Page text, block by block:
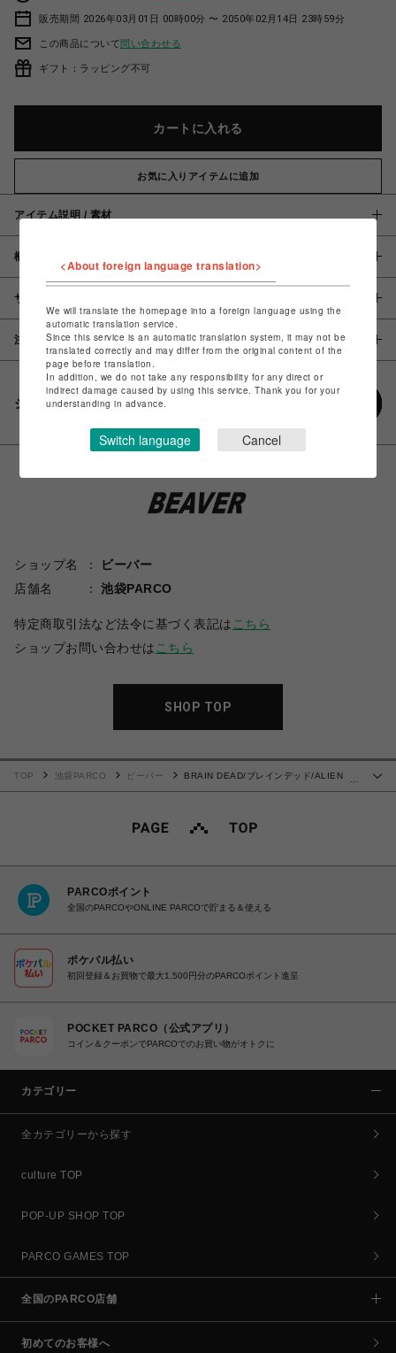
販売期間 2026年03月01日 00時00分 〜 2050年02月14日 23時59分
この商品について問い合わせる
ギフト：ラッピング不可
カートに入れる
お気に入りアイテムに追加
アイテム説明 / 素材
概要
サイズ
注意事項
シェアする
ショップ名
ビーバー
店舗名
池袋PARCO
特定商取引法など法令に基づく表記は こちら
ショップお問い合わせは こちら
SHOP TOP
TOP 池袋PARCO ビーバー
BRAIN DEAD/ブレインデッド/ALIEN
PARCOポイント
全国のPARCOやONLINE PARCOで貯まる＆使える
ポケパル払い
初回登録＆お買物で最大1,500円分のPARCOポイント進呈
POCKET PARCO（公式アプリ）
コイン＆クーポンでPARCOでのお買い物がオトクに
カテゴリー
全カテゴリーから探す
culture TOP
POP-UP SHOP TOP
PARCO GAMES TOP
全国のPARCO店舗
初めてのお客様へ
<About foreign language translation>
We will translate the homepage into a foreign language using the
automatic translation service.
Since this service is an automatic translation system, it may not be
translated correctly and may differ from the original content of the
page before translation.
In addition, we do not take any responsibility for any direct or
indirect damage caused by using this service. Thank you for your
understanding in advance.
Switch language Cancel